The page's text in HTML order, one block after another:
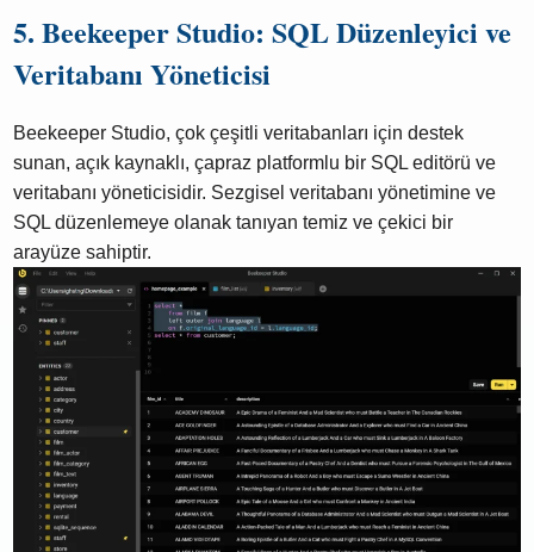
5. Beekeeper Studio: SQL Düzenleyici ve
Veritabanı Yöneticisi
Beekeeper Studio, çok çeşitli veritabanları için destek
sunan, açık kaynaklı, çapraz platformlu bir SQL editörü ve
veritabanı yöneticisidir. Sezgisel veritabanı yönetimine ve
SQL düzenlemeye olanak tanıyan temiz ve çekici bir
arayüze sahiptir.